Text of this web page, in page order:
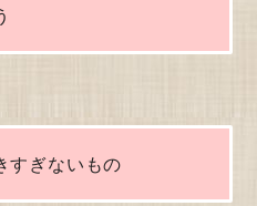
すぎないもの